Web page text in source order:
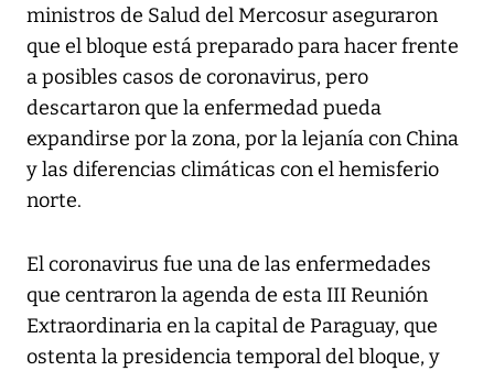
ministros de Salud del Mercosur aseguraron
que el bloque está preparado para hacer frente
a posibles casos de coronavirus, pero
descartaron que la enfermedad pueda
expandirse por la zona, por la lejanía con China
y las diferencias climáticas con el hemisferio
norte.
El coronavirus fue una de las enfermedades
que centraron la agenda de esta III Reunión
Extraordinaria en la capital de Paraguay, que
ostenta la presidencia temporal del bloque, y